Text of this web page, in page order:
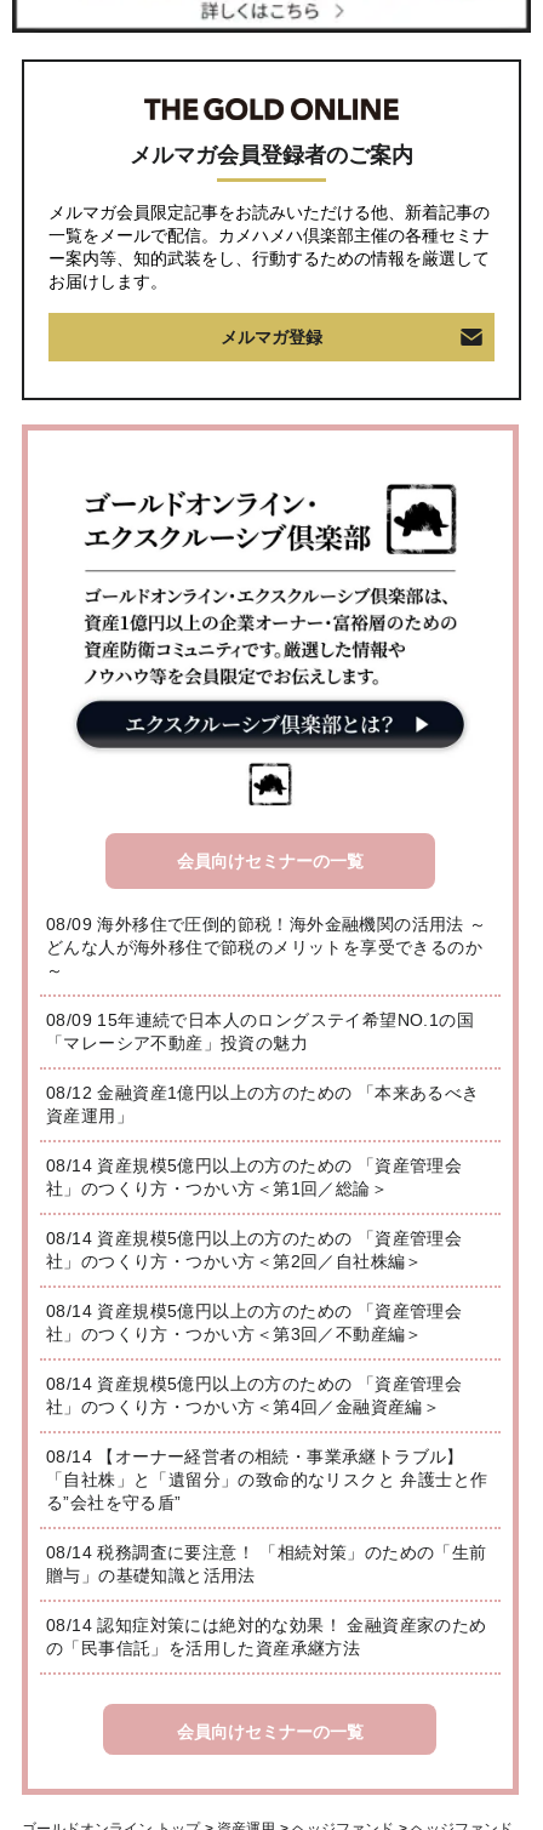
メルマガ会員登録者のご案内
メルマガ会員限定記事をお読みいただける他、新着記事の
一覧をメールで配信。カメハメハ倶楽部主催の各種セミナ
ー案内等、知的武装をし、行動するための情報を厳選して
お届けします。
メルマガ登録
会員向けセミナーの一覧
08/09 海外移住で圧倒的節税！海外金融機関の活用法 ～
どんな人が海外移住で節税のメリットを享受できるのか
～
08/09 15年連続で日本人のロングステイ希望NO.1の国
「マレーシア不動産」投資の魅力
08/12 金融資産1億円以上の方のための 「本来あるべき
資産運用」
08/14 資産規模5億円以上の方のための 「資産管理会
社」のつくり方・つかい方＜第1回／総論＞
08/14 資産規模5億円以上の方のための 「資産管理会
社」のつくり方・つかい方＜第2回／自社株編＞
08/14 資産規模5億円以上の方のための 「資産管理会
社」のつくり方・つかい方＜第3回／不動産編＞
08/14 資産規模5億円以上の方のための 「資産管理会
社」のつくり方・つかい方＜第4回／金融資産編＞
08/14 【オーナー経営者の相続・事業承継トラブル】
「自社株」と「遺留分」の致命的なリスクと 弁護士と作
る”会社を守る盾”
08/14 税務調査に要注意！ 「相続対策」のための「生前
贈与」の基礎知識と活用法
08/14 認知症対策には絶対的な効果！ 金融資産家のため
の「民事信託」を活用した資産承継方法
会員向けセミナーの一覧